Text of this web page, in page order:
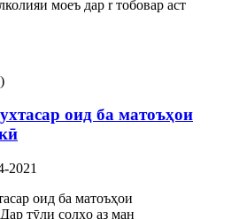
моеъ дар r тобовар аст
оид ба матоъҳои
2021
оид ба матоъҳои
тӯли солҳо аз ман